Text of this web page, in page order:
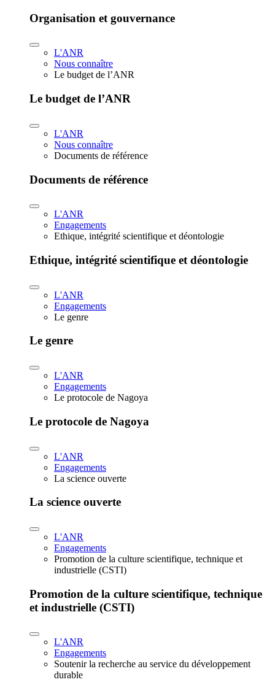
Organisation et gouvernance
L'ANR
Nous connaître
Le budget de l’ANR
Le budget de l’ANR
L'ANR
Nous connaître
Documents de référence
Documents de référence
L'ANR
Engagements
Ethique, intégrité scientifique et déontologie
Ethique, intégrité scientifique et déontologie
L'ANR
Engagements
Le genre
Le genre
L'ANR
Engagements
Le protocole de Nagoya
Le protocole de Nagoya
L'ANR
Engagements
La science ouverte
La science ouverte
L'ANR
Engagements
Promotion de la culture scientifique, technique et
industrielle (CSTI)
Promotion de la culture scientifique, technique
et industrielle (CSTI)
L'ANR
Engagements
Soutenir la recherche au service du développement
durable